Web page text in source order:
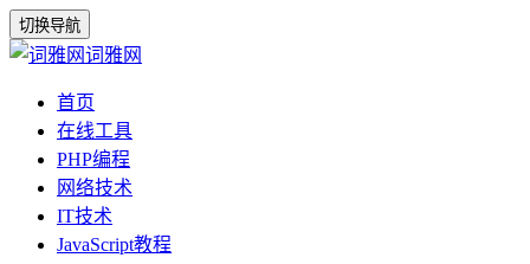
切换导航
词雅网
首页
在线工具
PHP编程
网络技术
IT技术
JavaScript教程